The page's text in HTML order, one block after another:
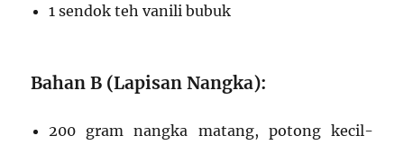
1 sendok teh vanili bubuk
Bahan B (Lapisan Nangka):
200 gram nangka matang, potong kecil-